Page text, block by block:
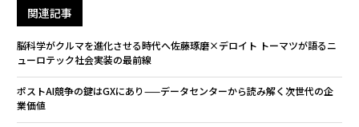
関連記事
脳科学がクルマを進化させる時代へ――佐藤琢磨×デロイト トーマツが語るニ
ューロテック社会実装の最前線
ポストAI競争の鍵はGXにあり——データセンターから読み解く次世代の企
業価値